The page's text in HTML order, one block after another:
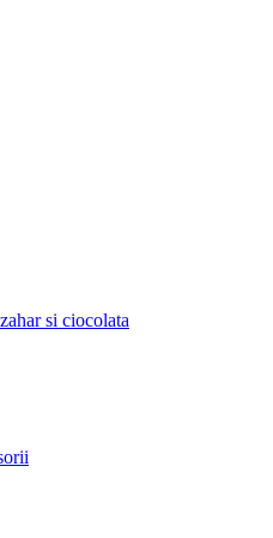
si ciocolata